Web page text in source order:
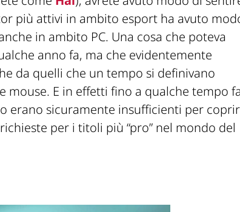
più attivi in ambito esport ha avuto
in ambito PC. Una cosa che poteva
anno fa, ma che evidentemente
da quelli che un tempo si definivano
mouse. E in effetti fino a qualche tempo fa
erano sicuramente insufficienti per
per i titoli più “pro” nel mondo del